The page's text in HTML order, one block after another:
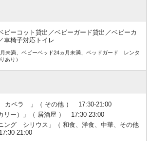
ビーコット貸出／ベビーガード貸出／ベビーカ
車椅子対応トイレ
未満、ベビーベッド24ヵ月未満、ベッドガード レンタ
あり）
カペラ 」（ その他 ） 17:30-21:00
リー）」（ 居酒屋 ） 17:30-23:00
ング シリウス」（ 和食、洋食、中華、その他
21:00